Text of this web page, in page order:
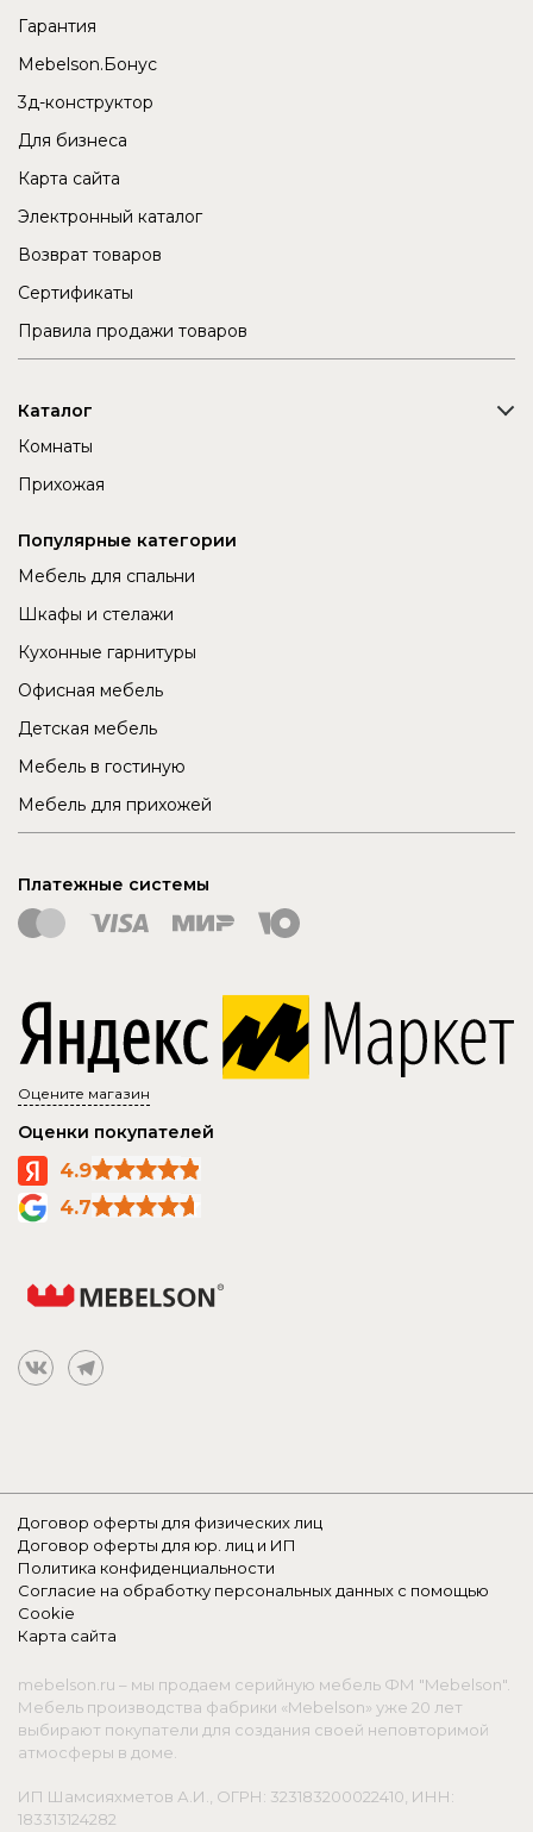
Гарантия
Mebelson.Бонус
3д-конструктор
Для бизнеса
Карта сайта
Электронный каталог
Возврат товаров
Сертификаты
Правила продажи товаров
Каталог
Комнаты
Прихожая
Популярные категории
Мебель для спальни
Шкафы и стелажи
Кухонные гарнитуры
Офисная мебель
Детская мебель
Мебель в гостиную
Мебель для прихожей
Платежные системы
Оцените магазин
Оценки покупателей
4.9
4.7
Договор оферты для физических лиц
Договор оферты для юр. лиц и ИП
Политика конфиденциальности
Согласие на обработку персональных данных с помощью
Cookie
Карта сайта
mebelson.ru – мы продаем серийную мебель ФМ "Mebelson".
Мебель производства фабрики «Mebelson» уже 20 лет
выбирают покупатели для создания своей неповторимой
атмосферы в доме.
ИП Шамсияхметов А.И., ОГРН: 323183200022410, ИНН:
183313124282